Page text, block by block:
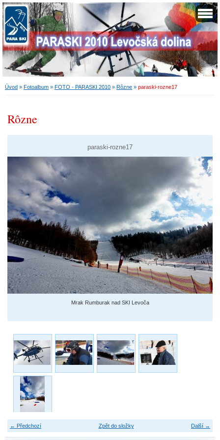
Úvod » Fotoalbum » FOTO - PARASKI 2010 » Rôzne » paraski-rozne17
Rôzne
paraski-rozne17
Mrak Rumburak nad SKI Levoča
← Předchozí Další →
Zpět do složky